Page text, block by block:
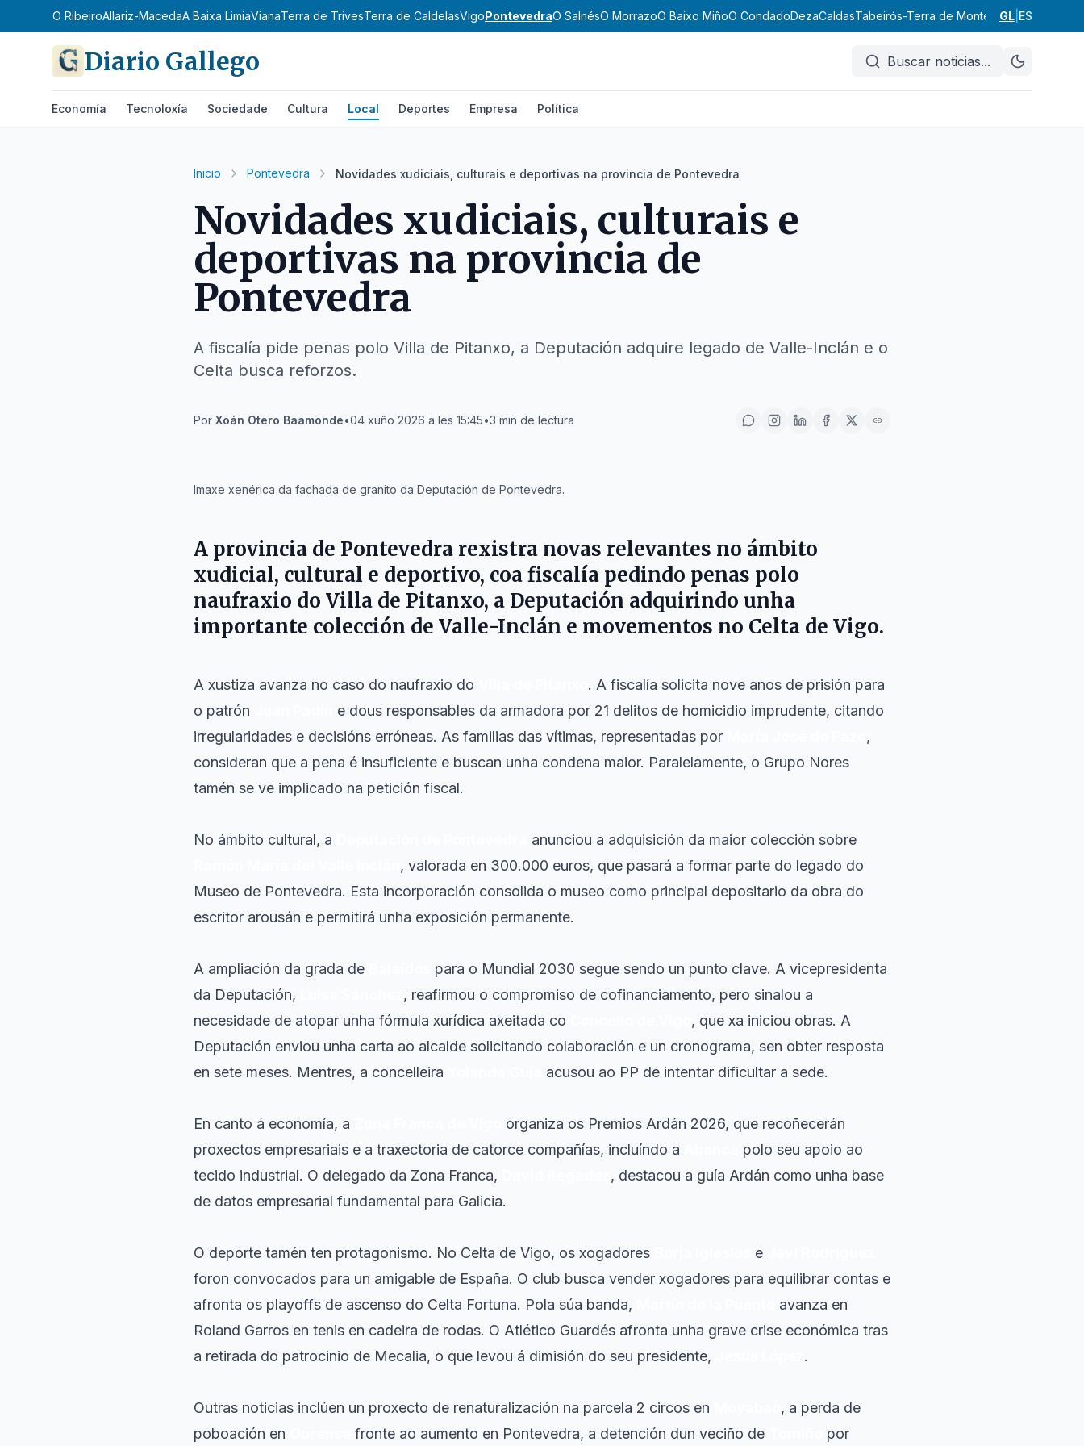
O RibeiroAllariz-MacedaA Baixa LimiaVianaTerra de TrivesTerra de CaldelasVigoPontevedraO SalnésO MorrazoO Baixo MiñoO CondadoDezaCaldasTabeirós-Terra de Montes A Paradanta
GL ES
Diario Gallego Buscar noticias...
Economía Tecnoloxía Sociedade Cultura Local Deportes Empresa Política
Inicio Pontevedra Novidades xudiciais, culturais e deportivas na provincia de Pontevedra
Novidades xudiciais, culturais e
deportivas na provincia de
Pontevedra
A fiscalía pide penas polo Villa de Pitanxo, a Deputación adquire legado de Valle-Inclán e o
Celta busca reforzos.
Por Xoán Otero Baamonde•04 xuño 2026 a les 15:45•3 min de lectura
Imaxe xenérica da fachada de granito da Deputación de Pontevedra.
A provincia de Pontevedra rexistra novas relevantes no ámbito
xudicial, cultural e deportivo, coa fiscalía pedindo penas polo
naufraxio do Villa de Pitanxo, a Deputación adquirindo unha
importante colección de Valle-Inclán e movementos no Celta de Vigo.
A xustiza avanza no caso do naufraxio do
. A fiscalía solicita nove anos de prisión para
o patrón
e dous responsables da armadora por 21 delitos de homicidio imprudente, citando
irregularidades e decisións erróneas. As familias das vítimas, representadas por
,
consideran que a pena é insuficiente e buscan unha condena maior. Paralelamente, o Grupo Nores
tamén se ve implicado na petición fiscal.
No ámbito cultural, a
anunciou a adquisición da maior colección sobre
, valorada en 300.000 euros, que pasará a formar parte do legado do
Museo de Pontevedra. Esta incorporación consolida o museo como principal depositario da obra do
escritor arousán e permitirá unha exposición permanente.
A ampliación da grada de
para o Mundial 2030 segue sendo un punto clave. A vicepresidenta
da Deputación,
, reafirmou o compromiso de cofinanciamento, pero sinalou a
necesidade de atopar unha fórmula xurídica axeitada co
, que xa iniciou obras. A
Deputación enviou unha carta ao alcalde solicitando colaboración e un cronograma, sen obter resposta
en sete meses. Mentres, a concelleira
acusou ao PP de intentar dificultar a sede.
En canto á economía, a
organiza os Premios Ardán 2026, que recoñecerán
proxectos empresariais e a traxectoria de catorce compañías, incluíndo a
polo seu apoio ao
tecido industrial. O delegado da Zona Franca,
, destacou a guía Ardán como unha base
de datos empresarial fundamental para Galicia.
O deporte tamén ten protagonismo. No Celta de Vigo, os xogadores e
foron convocados para un amigable de España. O club busca vender xogadores para equilibrar contas e
afronta os playoffs de ascenso do Celta Fortuna. Pola súa banda,
avanza en
Roland Garros en tenis en cadeira de rodas. O Atlético Guardés afronta unha grave crise económica tras
a retirada do patrocinio de Mecalia, o que levou á dimisión do seu presidente,
.
Outras noticias inclúen un proxecto de renaturalización na parcela 2 circos en
, a perda de
poboación en
fronte ao aumento en Pontevedra, a detención dun veciño de
por